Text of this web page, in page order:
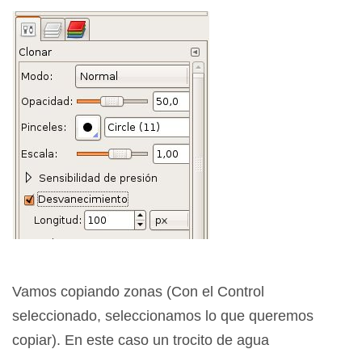
Vamos copiando zonas (Con el Control
seleccionado, seleccionamos lo que queremos
copiar). En este caso un trocito de agua